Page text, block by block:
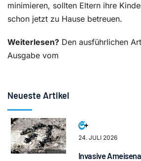
minimieren, sollten Eltern ihre
schon jetzt zu Hause betreuen.
Weiterlesen? Den ausführlichen
Ausgabe vom
Neueste Artikel
24. JULI 2026
Invasive